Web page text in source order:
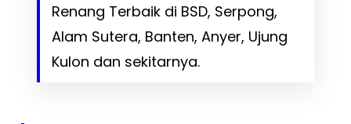
Renang Terbaik di BSD, Serpong,
Alam Sutera, Banten, Anyer, Ujung
Kulon dan sekitarnya.